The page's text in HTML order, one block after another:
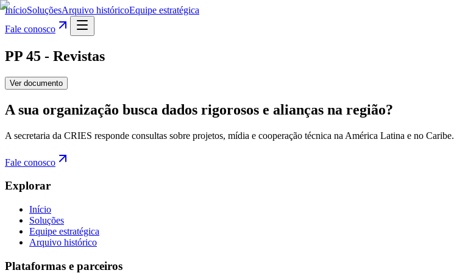
InícioSoluçõesArquivo históricoEquipe estratégica
Fale conosco
PP 45 - Revistas
Ver documento
A sua organização busca dados rigorosos e alianças na região?
A secretaria da CRIES responde consultas sobre projetos, mídia e cooperação técnica na América Latina e no Caribe.
Fale conosco
Explorar
Início
Soluções
Equipe estratégica
Arquivo histórico
Plataformas e parceiros